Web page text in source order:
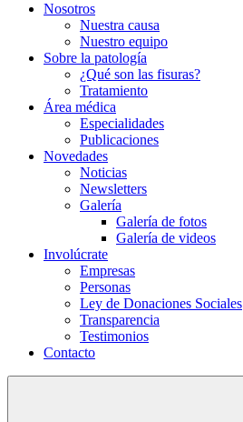
Nosotros
Nuestra causa
Nuestro equipo
Sobre la patología
¿Qué son las fisuras?
Tratamiento
Área médica
Especialidades
Publicaciones
Novedades
Noticias
Newsletters
Galería
Galería de fotos
Galería de videos
Involúcrate
Empresas
Personas
Ley de Donaciones Sociales
Transparencia
Testimonios
Contacto